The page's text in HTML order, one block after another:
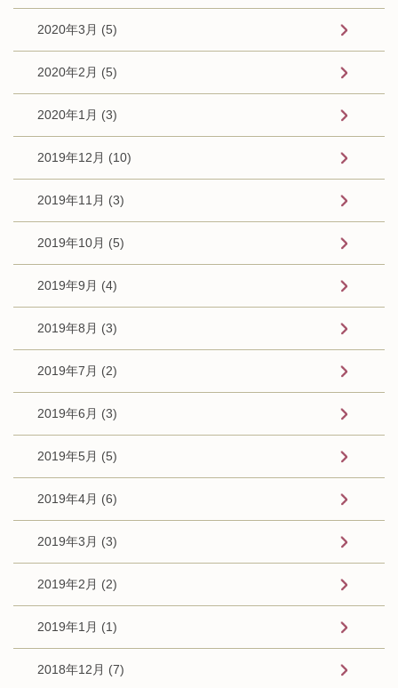
2020年3月 (5)
2020年2月 (5)
2020年1月 (3)
2019年12月 (10)
2019年11月 (3)
2019年10月 (5)
2019年9月 (4)
2019年8月 (3)
2019年7月 (2)
2019年6月 (3)
2019年5月 (5)
2019年4月 (6)
2019年3月 (3)
2019年2月 (2)
2019年1月 (1)
2018年12月 (7)